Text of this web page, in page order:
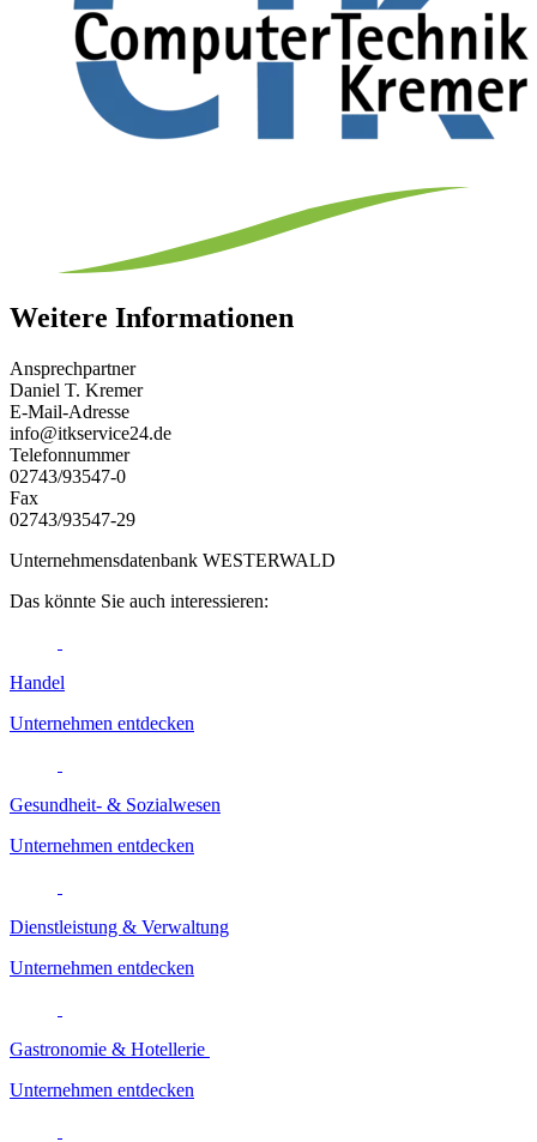
Weitere Informationen
Ansprechpartner
Daniel T. Kremer
E-Mail-Adresse
info@itkservice24.de
Telefonnummer
02743/93547-0
Fax
02743/93547-29
Unternehmensdatenbank WESTERWALD
Das könnte Sie auch interessieren:
Handel
Unternehmen entdecken
Gesundheit- & Sozialwesen
Unternehmen entdecken
Dienstleistung & Verwaltung
Unternehmen entdecken
Gastronomie & Hotellerie
Unternehmen entdecken